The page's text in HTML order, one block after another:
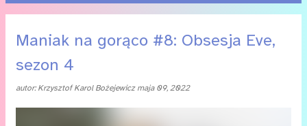
Maniak na gorąco #8: Obsesja Eve,
sezon 4
autor:Krzysztof Karol Bożejewicz maja 09, 2022